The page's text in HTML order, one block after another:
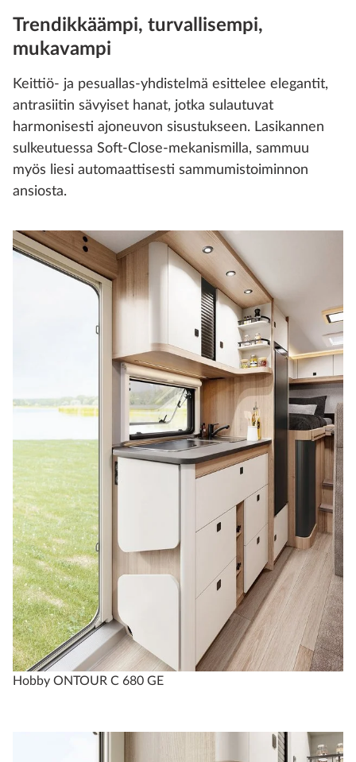
Trendikkäämpi, turvallisempi,
mukavampi
Keittiö- ja pesuallas-yhdistelmä esittelee elegantit,
antrasiitin sävyiset hanat, jotka sulautuvat
harmonisesti ajoneuvon sisustukseen. Lasikannen
sulkeutuessa Soft-Close-mekanismilla, sammuu
myös liesi automaattisesti sammumistoiminnon
ansiosta.
Hobby ONTOUR C 680 GE